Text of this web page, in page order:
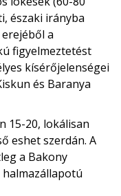
északi irányba
a
figyelmeztetést
kísérőjelenségei
és Baranya
15-20, lokálisan
eshet szerdán. A
a Bakony
halmazállapotú